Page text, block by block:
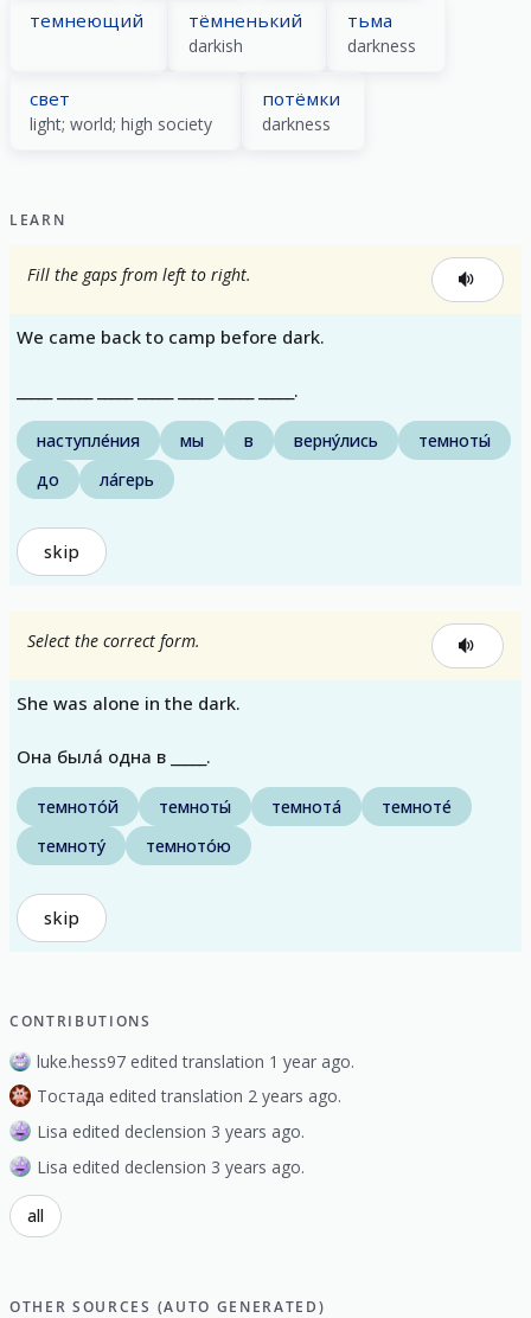
темнеющий тёмненький
darkish
тьма
darkness
свет
light; world; high society
потёмки
darkness
LEARN
Fill the gaps from left to right.
We came back to camp before dark.
_____ _____ _____ _____ _____ _____ _____.
наступле́ния мы в верну́лись
темноты́
до
ла́герь
skip
Select the correct form.
She was alone in the dark.
Она была́ одна в _____.
темното́й темноты́ темнота́
темноте́
темноту́
темното́ю
skip
CONTRIBUTIONS
luke.hess97 edited translation 1 year ago.
Тостада edited translation 2 years ago.
Lisa edited declension 3 years ago.
Lisa edited declension 3 years ago.
all
OTHER SOURCES (AUTO GENERATED)